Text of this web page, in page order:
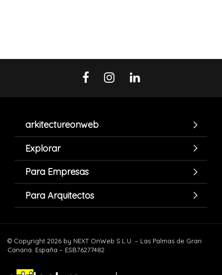
arkitectureonweb
Explorar
Para Empresas
Para Arquitectos
© Copyright 2026 by NEXT OnWeb S.L.U. – Las Palmas de Gran
Canaria. España – ESB76277482